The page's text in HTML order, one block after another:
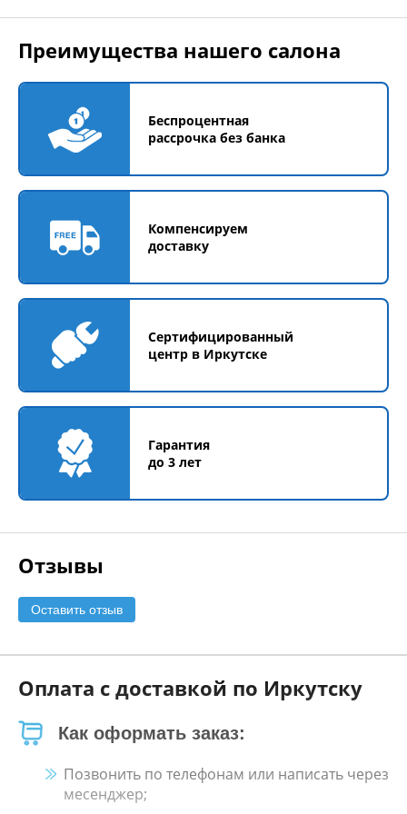
Преимущества нашего салона
Беспроцентная
рассрочка без банка
Компенсируем
доставку
Сертифицированный
центр в Иркутске
Гарантия
до 3 лет
Отзывы
Оставить отзыв
Оплата с доставкой по Иркутску
Как оформать заказ:
Позвонить по телефонам или написать через
месенджер;